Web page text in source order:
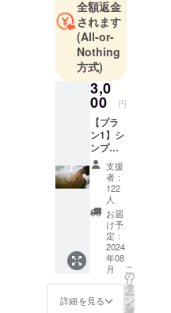
務、マーケ
ティングリ
サーチ会社
勤務、非営
利団体勤
務、情報
サービス事
業の有限会
社ウィズド
ムの設立
（のちに家
庭の事情で
事業を売却
し休眠会社
に）、広告
代理店勤務
などを経
全額返金
されます
(All-or-
Nothing
方式)
3,0
00 円
【プラ
ン1】シ
ンプル
に応
援
3000円
コース
資金面
からご
支援い
ただけ
る方向
けにな
りま
す。 ■
支援
者：
122
人
お届
け予
定：
2024
年08
月
詳細を見る
こ
の
リ
タ
ー
ン
を